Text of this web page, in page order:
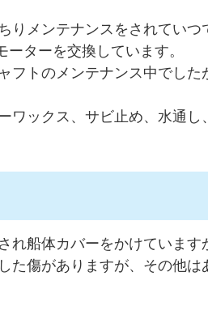
りメンテナンスをされていつ
ターを交換しています。
フトのメンテナンス中でし
ワックス、サビ止め、水通
れ船体カバーをかけています
た傷がありますが、その他